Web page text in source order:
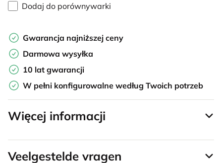
Dodaj do porównywarki
Gwarancja najniższej ceny
Darmowa wysyłka
10 lat gwarancji
W pełni konfigurowalne według Twoich potrzeb
Więcej informacji
Veelgestelde vragen